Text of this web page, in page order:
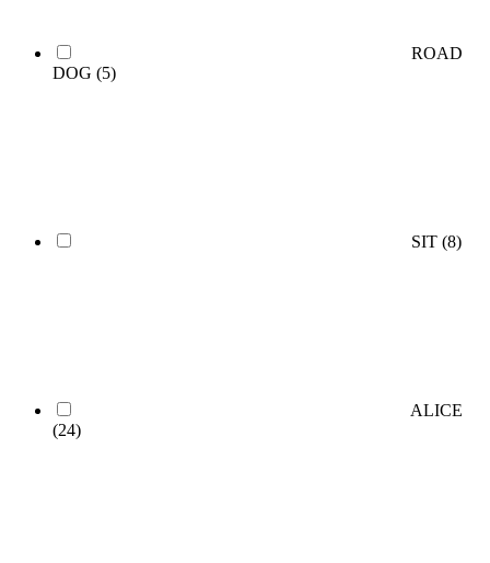
ROAD
DOG (5)
SIT (8)
ALICE
(24)